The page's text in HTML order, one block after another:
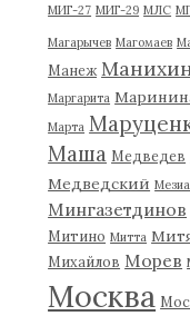
МИГ-27 МИГ-29 МЛС
Магарычев Магомаев
Манеж
Маргарита
Марта
Маша Медведев
Медведский
Мингазетдинов
Митино Митта
Михайлов Морев
Москва